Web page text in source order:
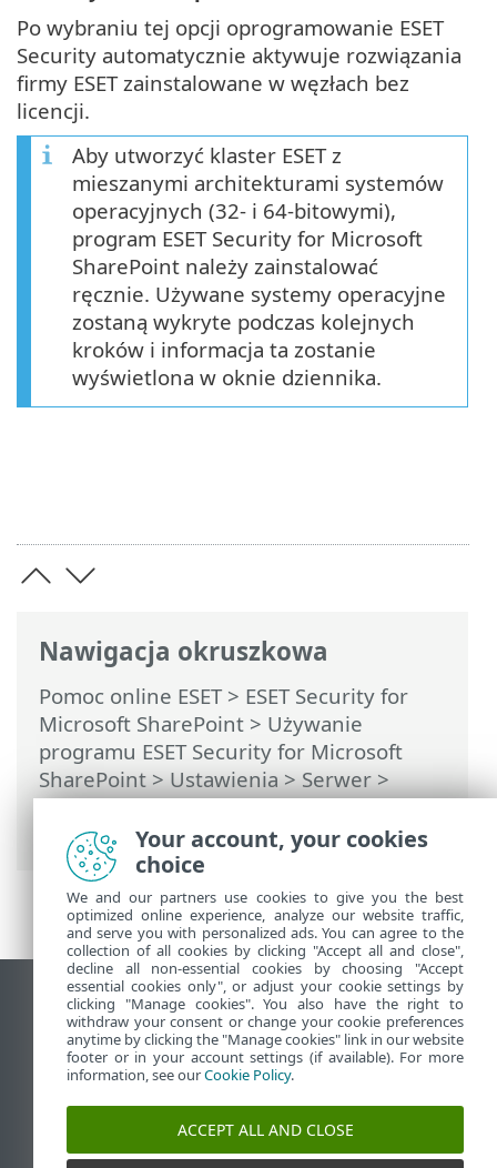
Nawigacja okruszkowa
Pomoc online ESET> ESET Security for
Microsoft SharePoint > Używanie
programu ESET Security for Microsoft
SharePoint>Ustawienia>Serwer>
Klaster> Kreator klastrów — Ustawienia
konfiguracji klastra
Po wybraniu tej opcji oprogramowanie ESET
Security automatycznie aktywuje rozwiązania
firmy ESET zainstalowane w węzłach bez
licencji.
Aby utworzyć klaster ESET z
mieszanymi architekturami systemów
operacyjnych (32- i 64-bitowymi),
program ESET Security for Microsoft
SharePoint należy zainstalować
ręcznie. Używane systemy operacyjne
zostaną wykryte podczas kolejnych
kroków i informacja ta zostanie
wyświetlona w oknie dziennika.
Wyświetl witrynę internetową dla
komputerów
End of Life
Baza wiedzy ESET
Forum ESET
ESET Status Portal
Your account, your cookies
choice
We and our partners use cookies to give you the best
optimized online experience, analyze our website traffic,
and serve you with personalized ads. You can agree to the
collection of all cookies by clicking "Accept all and close",
decline all non-essential cookies by choosing "Accept
essential cookies only", or adjust your cookie settings by
clicking "Manage cookies". You also have the right to
withdraw your consent or change your cookie preferences
anytime by clicking the "Manage cookies" link in our website
footer or in your account settings (if available). For more
information, see ourCookie Policy.
ACCEPT ALL AND CLOSE